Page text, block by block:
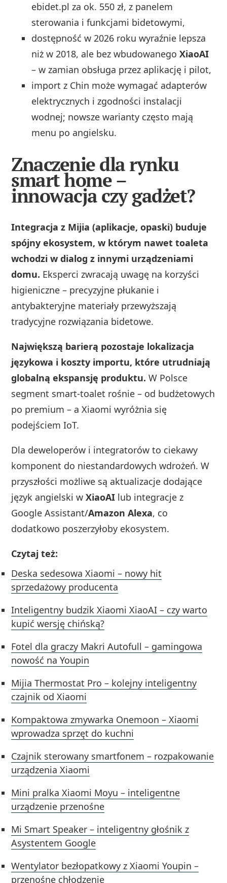
ebidet.pl za ok. 550 zł, z panelem
sterowania i funkcjami bidetowymi,
dostępność w 2026 roku wyraźnie lepsza
niż w 2018, ale bez wbudowanegoXiaoAI
– w zamian obsługa przez aplikację i pilot,
import z Chin może wymagać adapterów
elektrycznych i zgodności instalacji
wodnej; nowsze warianty często mają
menu po angielsku.
Znaczenie dla rynku
smart home –
innowacja czy gadżet?
Integracja z Mijia (aplikacje, opaski) buduje
spójny ekosystem, w którym nawet toaleta
wchodzi w dialog z innymi urządzeniami
domu. Eksperci zwracają uwagę na korzyści
higieniczne – precyzyjne płukanie i
antybakteryjne materiały przewyższają
tradycyjne rozwiązania bidetowe.
Największą barierą pozostaje lokalizacja
językowa i koszty importu, które utrudniają
globalną ekspansję produktu. W Polsce
segment smart-toalet rośnie – od budżetowych
po premium – a Xiaomi wyróżnia się
podejściem IoT.
Dla deweloperów i integratorów to ciekawy
komponent do niestandardowych wdrożeń. W
przyszłości możliwe są aktualizacje dodające
język angielski wXiaoAI lub integracje z
Google Assistant/Amazon Alexa, co
dodatkowo poszerzyłoby ekosystem.
Czytaj też:
Deska sedesowa Xiaomi – nowy hit
sprzedażowy producenta
Inteligentny budzik Xiaomi XiaoAI – czy warto
kupić wersję chińską?
Fotel dla graczy Makri Autofull – gamingowa
nowość na Youpin
Mijia Thermostat Pro – kolejny inteligentny
czajnik od Xiaomi
Kompaktowa zmywarka Onemoon – Xiaomi
wprowadza sprzęt do kuchni
Czajnik sterowany smartfonem – rozpakowanie
urządzenia Xiaomi
Mini pralka Xiaomi Moyu – inteligentne
urządzenie przenośne
Mi Smart Speaker – inteligentny głośnik z
Asystentem Google
Wentylator bezłopatkowy z Xiaomi Youpin –
przenośne chłodzenie